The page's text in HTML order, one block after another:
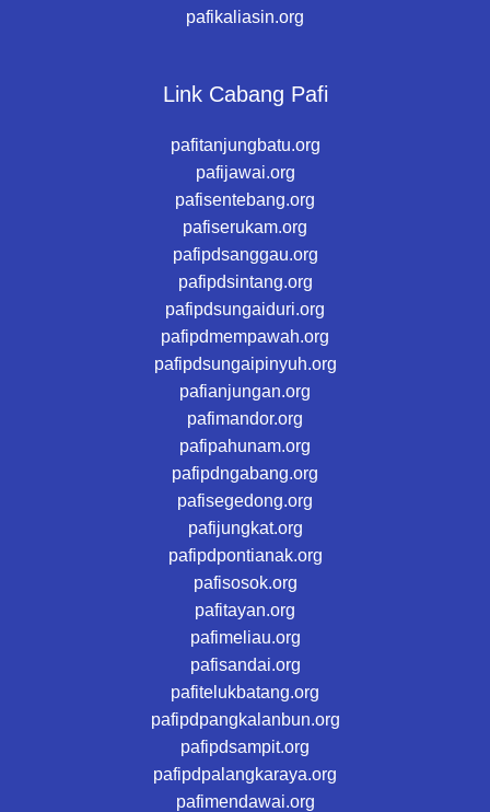
pafikaliasin.org
Link Cabang Pafi
pafitanjungbatu.org
pafijawai.org
pafisentebang.org
pafiserukam.org
pafipdsanggau.org
pafipdsintang.org
pafipdsungaiduri.org
pafipdmempawah.org
pafipdsungaipinyuh.org
pafianjungan.org
pafimandor.org
pafipahunam.org
pafipdngabang.org
pafisegedong.org
pafijungkat.org
pafipdpontianak.org
pafisosok.org
pafitayan.org
pafimeliau.org
pafisandai.org
pafitelukbatang.org
pafipdpangkalanbun.org
pafipdsampit.org
pafipdpalangkaraya.org
pafimendawai.org